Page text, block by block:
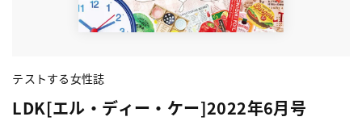
テストする女性誌
LDK[エル・ディー・ケー]2022年6月号